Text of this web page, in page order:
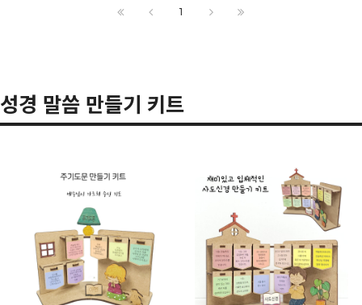
1
성경 말씀 만들기 키트